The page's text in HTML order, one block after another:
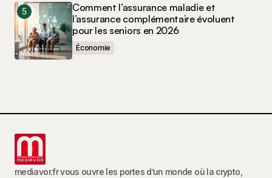
Comment l’assurance maladie et
l’assurance complémentaire évoluent
pour les seniors en 2026
Économie
mediavor.fr vous ouvre les portes d’un monde où la crypto,